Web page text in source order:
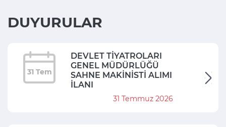
DUYURULAR
31 Tem
DEVLET TİYATROLARI
GENEL MÜDÜRLÜĞÜ
SAHNE MAKİNİSTİ ALIMI
İLANI
31 Temmuz 2026